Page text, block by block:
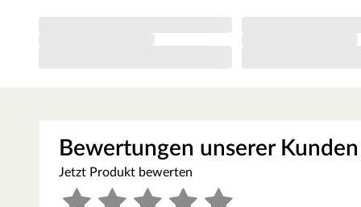
Die Doppelschaukel mit 2x 7x7 cm starkem
ausgestattet.
Der Spielturm ist mit einem Sicherheitspaket ausgestattet,
Bewertungen unserer Kunden
Jetzt Produkt bewerten